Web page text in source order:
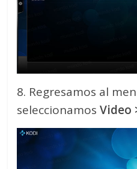
8. Regresamos al
seleccionamosVideo